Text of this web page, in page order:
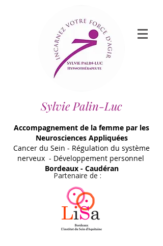
Sylvie Palin-Luc
Accompagnement de la femme par les
Neurosciences Appliquées
Cancer du Sein - Régulation du système
nerveux - Développement personnel
Bordeaux - Caudéran
Partenaire de :